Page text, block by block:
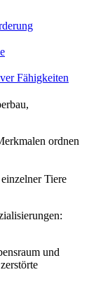
Fähigkeiten
ordnen
Tiere
und